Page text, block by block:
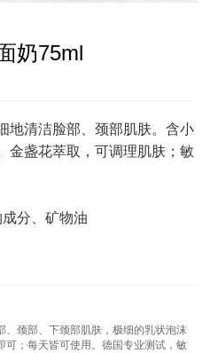
奶75ml
地清洁脸部、颈部肌肤。含小
金盏花萃取，可调理肌肤；敏
成分、矿物油
、颈部、下颈部肌肤，极细的乳状泡沫
可；每天皆可使用。德国专业测试，敏